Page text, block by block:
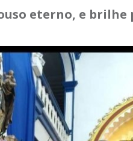
eterno, e brilhe